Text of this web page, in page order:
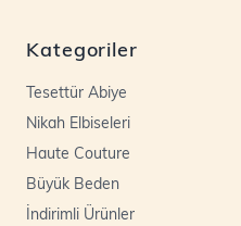
Kategoriler
Tesettür Abiye
Nikah Elbiseleri
Haute Couture
Büyük Beden
İndirimli Ürünler